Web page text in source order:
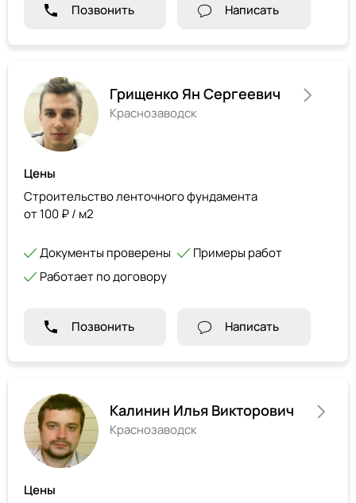
Позвонить Написать
Грищенко Ян Сергеевич
Краснозаводск
Цены
Строительство ленточного фундамента
от 100 ₽ / м2
Документы проверены
Примеры работ
Работает по договору
Позвонить Написать
Калинин Илья Викторович
Краснозаводск
Цены